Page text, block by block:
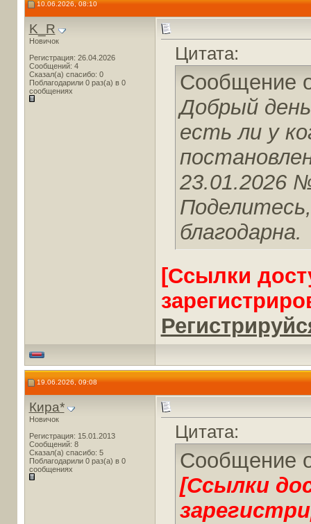
10.06.2026, 08:10
K_R
Новичок
Регистрация: 26.04.2026
Сообщений: 4
Сказал(а) спасибо: 0
Поблагодарили 0 раз(а) в 0
сообщениях
Цитата:
Сообщение
Добрый
есть ли у
23.01.2026
благодарна.
[Ссылки
19.06.2026, 09:08
Кира*
Новичок
Регистрация: 15.01.2013
Сообщений: 8
Сказал(а) спасибо: 5
Поблагодарили 0 раз(а) в 0
сообщениях
Цитата:
Сообщение
[Ссылки